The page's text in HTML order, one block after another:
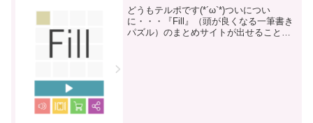
どうもテルポです(*´ω`*)ついについ
に・・・『Fill』（頭が良くなる一筆書き
パズル）のまとめサイトが出せることに